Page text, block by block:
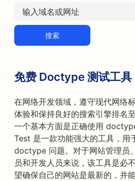
搜索
免费 Doctype 测试工具
在网络开发领域，遵守现代网络
体验和保持良好的搜索引擎排名
一个基本方面是正确使用
Test 是一款功能强大的工具，用
doctype 问题。对于网站管理员
员和开发人员来说，该工具是必
望确保自己的网站是最新的，并